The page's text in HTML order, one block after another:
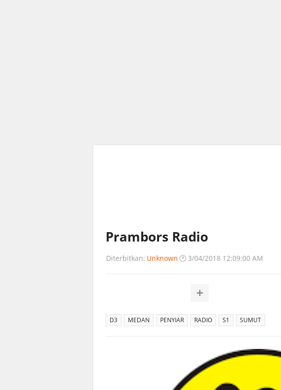
Prambors Radio
Diterbitkan: Unknown 🕐 3/04/2018 12:09:00 AM
D3 MEDAN PENYIAR RADIO S1 SUMUT